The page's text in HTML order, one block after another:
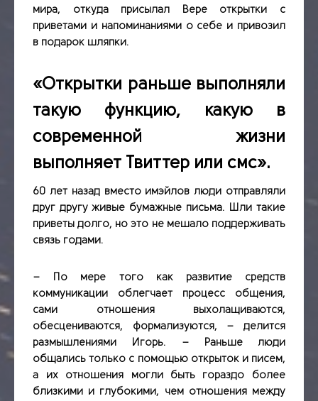
мира, откуда присылал Вере открытки с
приветами и напоминаниями о себе и привозил
в подарок шляпки.
«Открытки раньше выполняли
такую функцию, какую в
современной жизни
выполняет Твиттер или смс».
60 лет назад вместо имэйлов люди отправляли
друг другу живые бумажные письма. Шли такие
приветы долго, но это не мешало поддерживать
связь годами.
– По мере того как развитие средств
коммуникации облегчает процесс общения,
сами отношения выхолащиваются,
обесцениваются, формализуются, – делится
размышлениями Игорь. – Раньше люди
общались только с помощью открыток и писем,
а их отношения могли быть гораздо более
близкими и глубокими, чем отношения между